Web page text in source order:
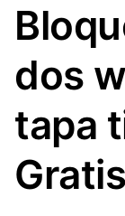
dos
tapa
Gratis